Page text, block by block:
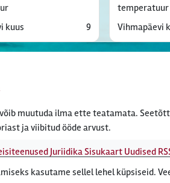
kuus 9
temperatuur
Vihmapäevi
muutuda ilma ette teatamata.
ja viibitud ööde arvust.
JuriidikaSisukaart Uudised
Reisiekspert, Roosikrantsi 8B Tallinn,
kasutame sellel lehel küpsiseid.